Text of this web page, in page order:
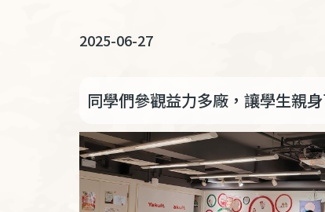
2025-06-27
同學們參觀益力多廠，讓學生親